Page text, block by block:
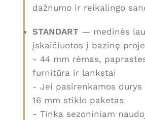
dažnumo ir reikalingo
STANDART — medinės
įskaičiuotos į bazinę
- 44 mm rėmas,
furnitūra ir lankstai
- Jei pasirenkamos
16 mm stiklo paketas
- Tinka sezoniniam